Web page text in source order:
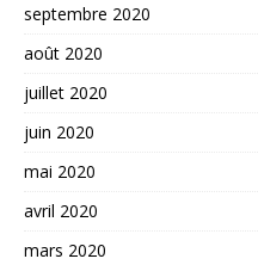
septembre 2020
août 2020
juillet 2020
juin 2020
mai 2020
avril 2020
mars 2020